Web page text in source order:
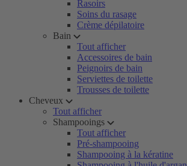
Rasoirs
Soins du rasage
Crème dépilatoire
Bain
Tout afficher
Accessoires de bain
Peignoirs de bain
Serviettes de toilette
Trousses de toilette
Cheveux
Tout afficher
Shampooings
Tout afficher
Pré-shampooing
Shampooing à la kératine